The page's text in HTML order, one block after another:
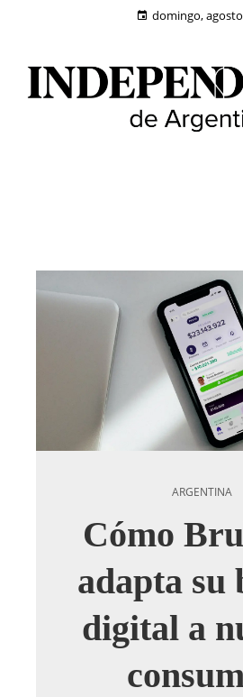
domingo,
ARGENTINA
Cómo
adapta su
digital a